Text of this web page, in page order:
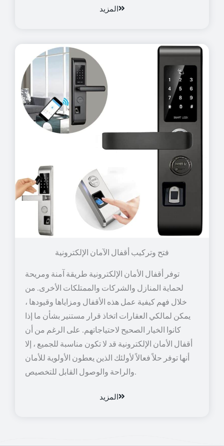
المزيد
توفر أقفال الأمان الإلكترونية طريقة آمنة ومريحة
لحماية المنازل والشركات والممتلكات الأخرى. من
خلال فهم كيفية عمل هذه الأقفال ومزاياها وقيودها ،
يمكن لمالكي العقارات اتخاذ قرار مستنير بشأن ما إذا
كانوا الخيار الصحيح لاحتياجاتهم. على الرغم من أن
أقفال الأمان الإلكترونية قد لا تكون مناسبة للجميع ، إلا
أنها توفر حلاً فعالاً لأولئك الذين يعطون الأولوية للأمان
والراحة والوصول القابل للتخصيص.
المزيد